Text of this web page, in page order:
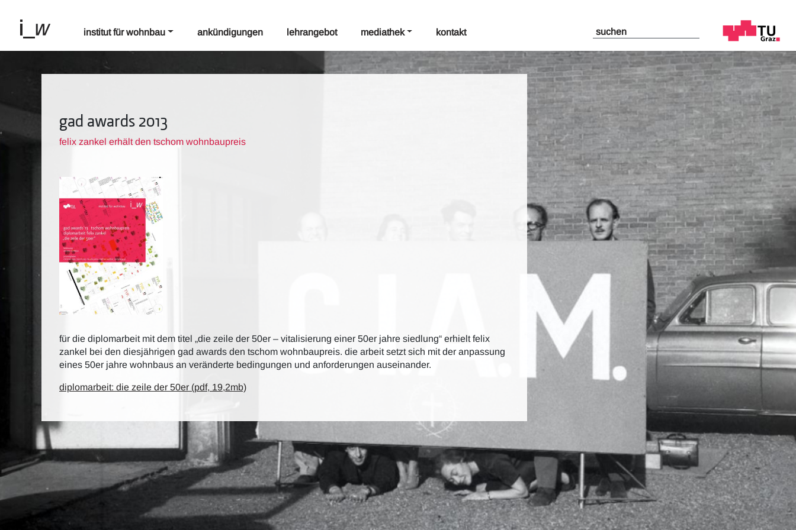
institut für wohnbau ankündigungen lehrangebot mediathek kontakt
gad awards 2013
felix zankel erhält den tschom wohnbaupreis
für die diplomarbeit mit dem titel „die zeile der 50er – vitalisierung einer 50er jahre siedlung“ erhielt felix
zankel bei den diesjährigen gad awards den tschom wohnbaupreis. die arbeit setzt sich mit der anpassung
eines 50er jahre wohnbaus an veränderte bedingungen und anforderungen auseinander.
diplomarbeit: die zeile der 50er (pdf, 19,2mb)